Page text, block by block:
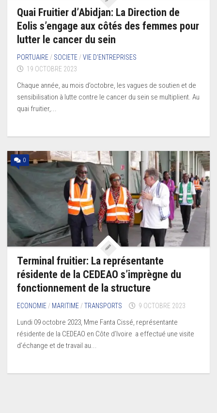
Quai Fruitier d’Abidjan: La Direction de
Eolis s’engage aux côtés des femmes pour
lutter le cancer du sein
PORTUAIRE / SOCIETE /VIE D’ENTREPRISES
19 OCTOBRE 2023
Chaque année, au mois d’octobre, les vagues de soutien et de
sensibilisation à lutte contre le cancer du sein se multiplient. Au
quai fruitier,...
0
Terminal fruitier: La représentante
résidente de la CEDEAO s’imprègne du
fonctionnement de la structure
ECONOMIE / MARITIME /TRANSPORTS 9 OCTOBRE 2023
Lundi 09 octobre 2023, Mme Fanta Cissé, représentante
résidente de la CEDEAO en Côte d’Ivoire a effectué une visite
d’échange et de travail au...